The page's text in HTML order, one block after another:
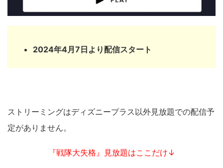
2024年4月7日より配信スタート
ストリーミングはディズニープラス以外見放題での配信予
定がありません。
『戦隊大失格』見放題はここだけ↓